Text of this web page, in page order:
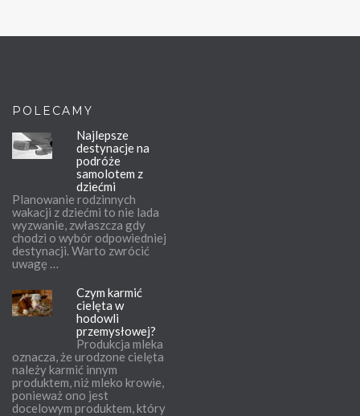
POLECAMY
Najlepsze
destynacje na
podróże
samolotem z
dziećmi
Planowanie rodzinnych
wakacji z dziećmi to nie lada
wyzwanie, zwłaszcza gdy
chodzi o wybór odpowiedniej
destynacji. Warto zwrócić
uwagę …
Czym karmić
cielęta w
hodowli
przemysłowej?
Produkcja mleka
oznacza, że urodzone cielęta
należy karmić innym
produktem, niż mleko krowie,
ponieważ ono jest
docelowym produktem, który